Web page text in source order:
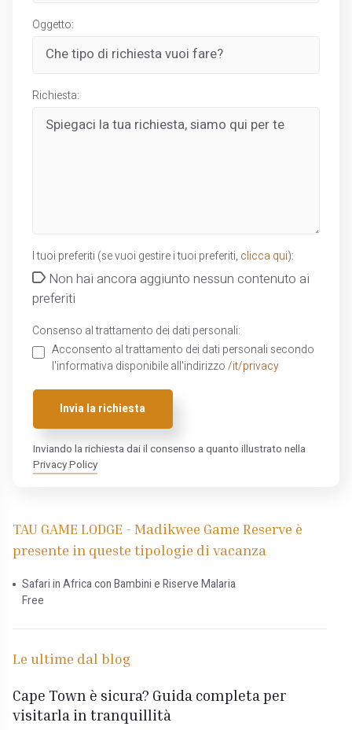
Oggetto:
Richiesta:
I tuoi preferiti (se vuoi gestire i tuoi preferiti, clicca qui):
Non hai ancora aggiunto nessun contenuto ai
preferiti
Consenso al trattamento dei dati personali:
Acconsento al trattamento dei dati personali secondo
l'informativa disponibile all'indirizzo /it/privacy
Invia la richiesta
Inviando la richiesta dai il consenso a quanto illustrato nella
Privacy Policy
TAU GAME LODGE - Madikwee Game Reserve è
presente in queste tipologie di vacanza
Safari in Africa con Bambini e Riserve Malaria
Free
Le ultime dal blog
Cape Town è sicura? Guida completa per
visitarla in tranquillità